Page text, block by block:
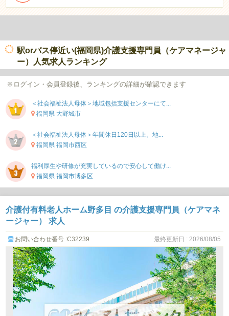
駅orバス停近い(福岡県)介護支援専門員（ケアマネージャ
ー）人気求人ランキング
※ログイン・会員登録後、ランキングの詳細が確認できます
＜社会福祉法人母体＞地域包括支援センターにて...
福岡県 大野城市
＜社会福祉法人母体＞年間休日120日以上。地...
福岡県 福岡市西区
福利厚生や研修が充実しているので安心して働け...
福岡県 福岡市博多区
介護付有料老人ホーム野多目 の介護支援専門員（ケアマネ
ージャー） 求人
お問い合わせ番号 :C32239 最終更新日 : 2026/08/05